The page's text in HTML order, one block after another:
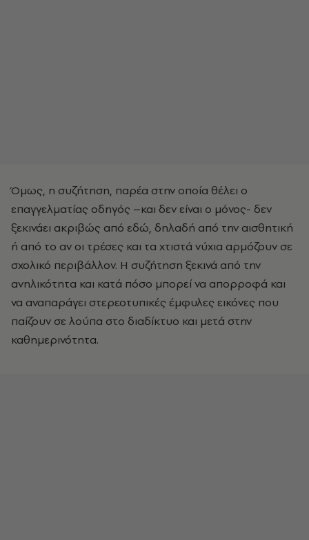
Όμως, η συζήτηση, παρέα στην οποία θέλει ο
επαγγελματίας οδηγός –και δεν είναι ο μόνος- δεν
ξεκινάει ακριβώς από εδώ, δηλαδή από την αισθητική
ή από το αν οι τρέσες και τα χτιστά νύχια αρμόζουν σε
σχολικό περιβάλλον. Η συζήτηση ξεκινά από την
ανηλικότητα και κατά πόσο μπορεί να απορροφά και
να αναπαράγει στερεοτυπικές έμφυλες εικόνες που
παίζουν σε λούπα στο διαδίκτυο και μετά στην
καθημερινότητα.